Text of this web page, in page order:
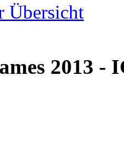
Übersicht
2013 -